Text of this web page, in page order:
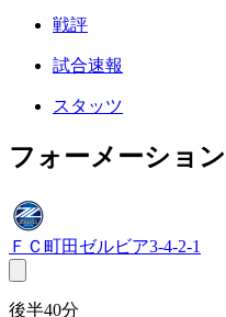
戦評
試合速報
スタッツ
フォーメーション
ＦＣ町田ゼルビア3-4-2-1
後半40分